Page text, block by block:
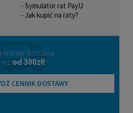
- Symulator rat PayU
- Jak kupić na raty?
dostawa
już od 300zł!
CENNIK DOSTAWY